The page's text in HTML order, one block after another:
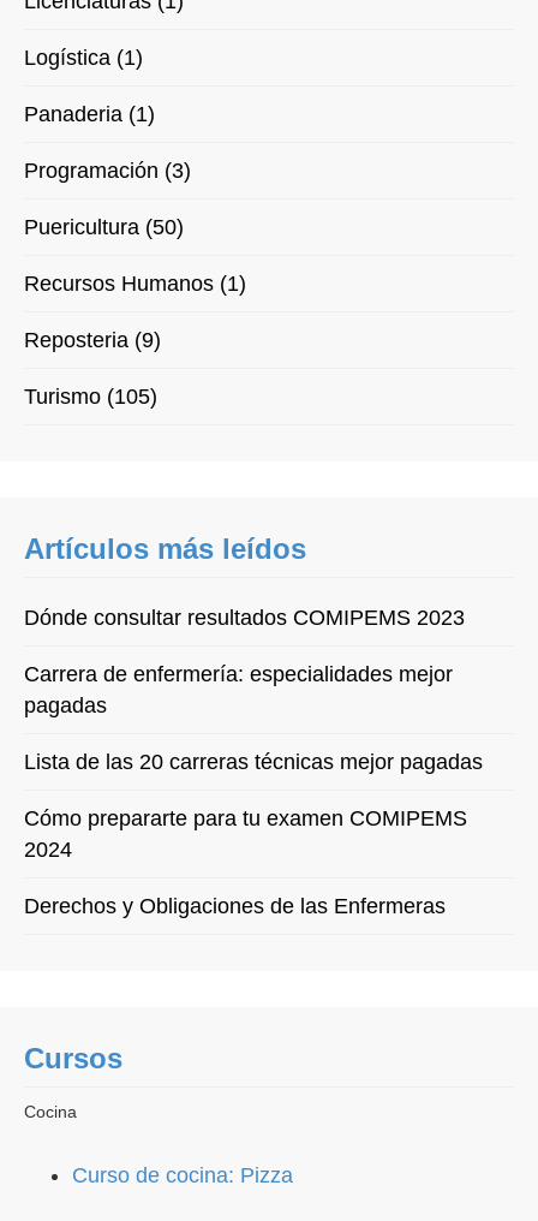
Logística (1)
Panaderia (1)
Programación (3)
Puericultura (50)
Recursos Humanos (1)
Reposteria (9)
Turismo (105)
Artículos más leídos
Dónde consultar resultados COMIPEMS 2023
Carrera de enfermería: especialidades mejor
pagadas
Lista de las 20 carreras técnicas mejor pagadas
Cómo prepararte para tu examen COMIPEMS
2024
Derechos y Obligaciones de las Enfermeras
Cursos
Cocina
Curso de cocina: Pizza